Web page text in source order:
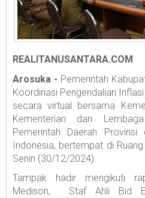
REALITANUSANTARA.COM
Arosuka - Pemerintah
Koordinasi Pengendalian
secara virtual bersama
Kementerian dan
Pemerintah Daerah
Indonesia, bertempat di
Senin (30/12/2024).
Tampak hadir mengikuti
Medison, Staf Ahli Bid